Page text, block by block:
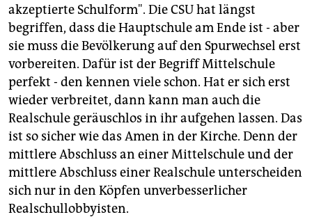
akzeptierte Schulform". Die CSU hat längst
begriffen, dass die Hauptschule am Ende ist - aber
sie muss die Bevölkerung auf den Spurwechsel erst
vorbereiten. Dafür ist der Begriff Mittelschule
perfekt - den kennen viele schon. Hat er sich erst
wieder verbreitet, dann kann man auch die
Realschule geräuschlos in ihr aufgehen lassen. Das
ist so sicher wie das Amen in der Kirche. Denn der
mittlere Abschluss an einer Mittelschule und der
mittlere Abschluss einer Realschule unterscheiden
sich nur in den Köpfen unverbesserlicher
Realschullobbyisten.